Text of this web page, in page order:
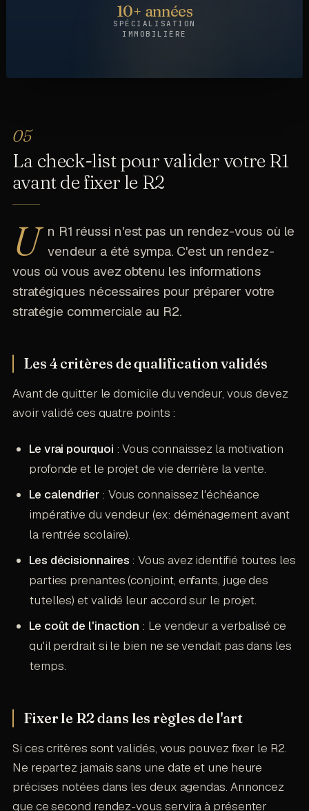
10+ années
SPÉCIALISATION
IMMOBILIÈRE
La check-list pour valider votre R1
avant de fixer le R2
U n R1 réussi n'est pas un rendez-vous où le
vendeur a été sympa. C'est un rendez-
vous où vous avez obtenu les informations
stratégiques nécessaires pour préparer votre
stratégie commerciale au R2.
Les 4 critères de qualification validés
Avant de quitter le domicile du vendeur, vous devez
avoir validé ces quatre points :
Le vrai pourquoi : Vous connaissez la motivation
profonde et le projet de vie derrière la vente.
Le calendrier: Vous connaissez l'échéance
impérative du vendeur (ex: déménagement avant
la rentrée scolaire).
Les décisionnaires : Vous avez identifié toutes les
parties prenantes (conjoint, enfants, juge des
tutelles) et validé leur accord sur le projet.
Le coût de l'inaction : Le vendeur a verbalisé ce
qu'il perdrait si le bien ne se vendait pas dans les
temps.
Fixer le R2 dans les règles de l'art
Si ces critères sont validés, vous pouvez fixer le R2.
Ne repartez jamais sans une date et une heure
précises notées dans les deux agendas. Annoncez
que ce second rendez-vous servira à présenter